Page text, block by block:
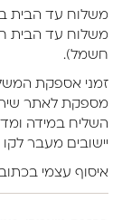
משלוח עד הבית
חשמל).
זמני אספקת
מספקת לאתר
השליח במידה
יישובים מעבר לקו
איסוף עצמי בכתובת